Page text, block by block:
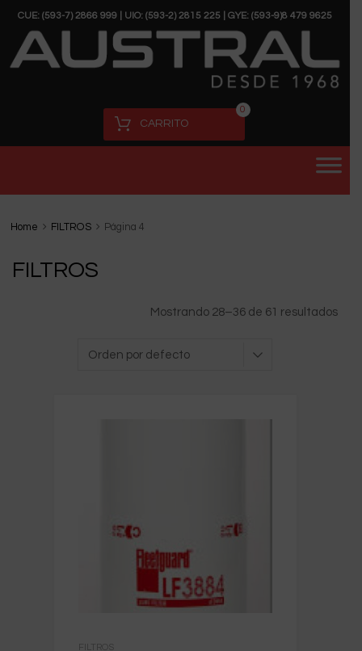
CUE: (593-7) 2866 999 | UIO: (593-2) 2815 225 | GYE: (593-9)8 479 9625
CARRITO
0
Home FILTROS Página 4
FILTROS
Mostrando 28–36 de 61 resultados